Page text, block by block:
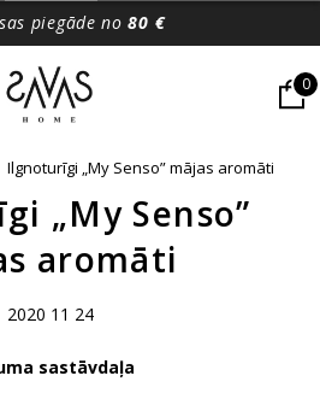
piegāde no80 €
0
Ilgnoturīgi „My Senso” mājas aromāti
„My Senso”
aromāti
2020 11 24
sastāvdaļa